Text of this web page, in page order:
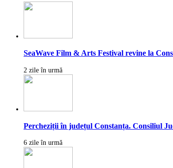
SeaWave Film & Arts Festival revine la
2 zile în urmă
Percheziții în județul Constanța. Consiliul
6 zile în urmă